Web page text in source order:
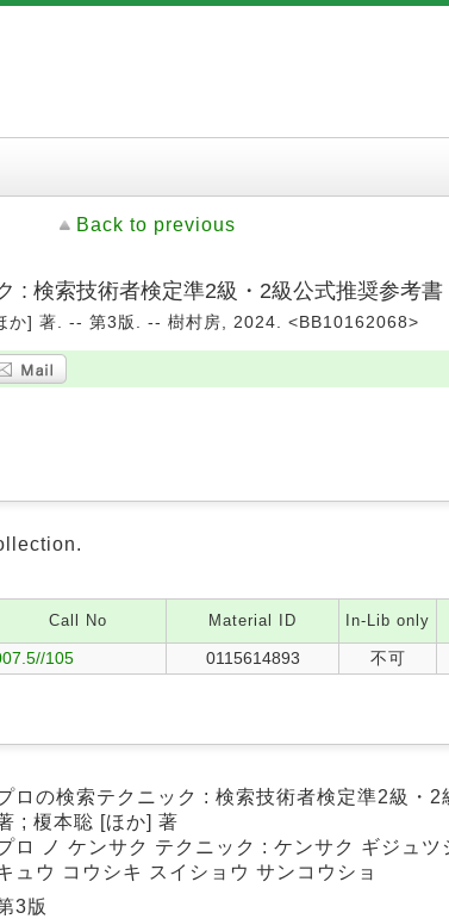
Back to previous
: 検索技術者検定準2級・2級公式推奨参考書
か] 著. -- 第3版. -- 樹村房, 2024. <BB10162068>
Call No Material ID In-Lib only
105 0115614893 不可
ロの検索テクニック : 検索技術者検定準2級・
; 榎本聡 [ほか] 著
ロ ノ ケンサク テクニック : ケンサク ギジュ
ュウ コウシキ スイショウ サンコウショ
3版